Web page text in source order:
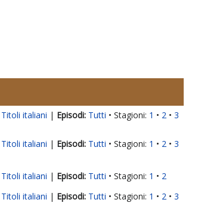
Titoli italiani | Tutti Stagioni: 1 2
3
Titoli italiani | Tutti Stagioni: 1 2
3
Titoli italiani | Tutti Stagioni: 1
2
Titoli italiani | Tutti Stagioni: 1 2
3